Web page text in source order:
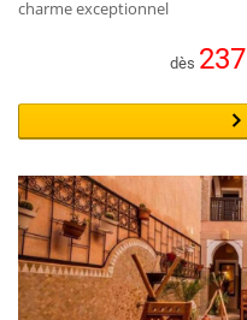
charme exceptionnel
dès 237